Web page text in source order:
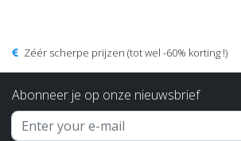
Zéér scherpe prijzen (tot wel -60% korting !)
Abonneer je op onze nieuwsbrief